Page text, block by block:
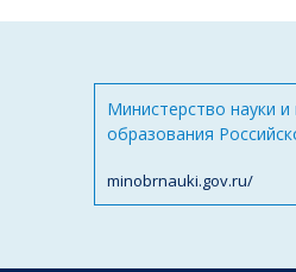
Министерство науки
образования
minobrnauki.gov.ru/